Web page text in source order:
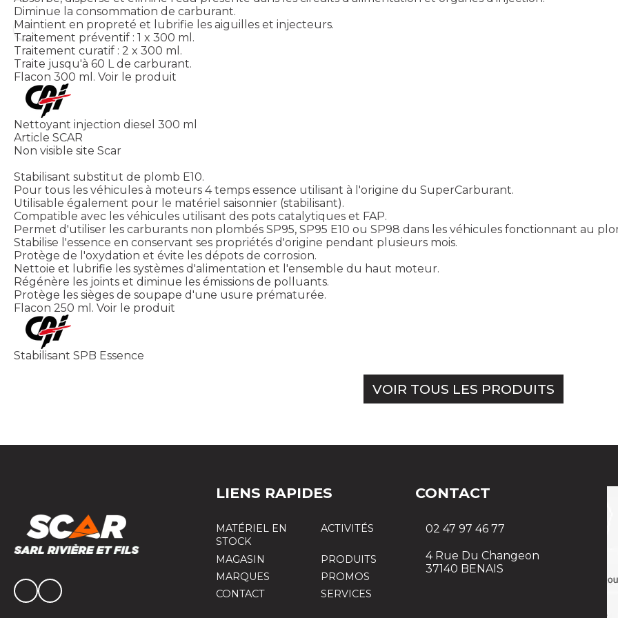
Diminue la consommation de carburant.
Maintient en propreté et lubrifie les aiguilles et injecteurs.
Traitement préventif : 1 x 300 ml.
Traitement curatif : 2 x 300 ml.
Traite jusqu'à 60 L de carburant.
Flacon 300 ml. Voir le produit
Nettoyant injection diesel 300 ml
Article SCAR
Non visible site Scar
Stabilisant substitut de plomb E10.
Pour tous les véhicules à moteurs 4 temps essence utilisant à l'origine du SuperCarburant.
Utilisable également pour le matériel saisonnier (stabilisant).
Compatible avec les véhicules utilisant des pots catalytiques et FAP.
Permet d'utiliser les carburants non plombés SP95, SP95 E10 ou SP98 dans les véhicules fonctionnant au
Stabilise l'essence en conservant ses propriétés d'origine pendant plusieurs mois.
Protège de l'oxydation et évite les dépots de corrosion.
Nettoie et lubrifie les systèmes d'alimentation et l'ensemble du haut moteur.
Régénère les joints et diminue les émissions de polluants.
Protège les sièges de soupape d'une usure prématurée.
Flacon 250 ml. Voir le produit
Stabilisant SPB Essence
VOIR TOUS LES PRODUITS
LIENS RAPIDES
MATÉRIEL EN
STOCK
ACTIVITÉS
MAGASIN
PRODUITS
MARQUES
PROMOS
CONTACT
SERVICES
CONTACT
02 47 97 46 77
4 Rue Du Changeon
37140 BENAIS